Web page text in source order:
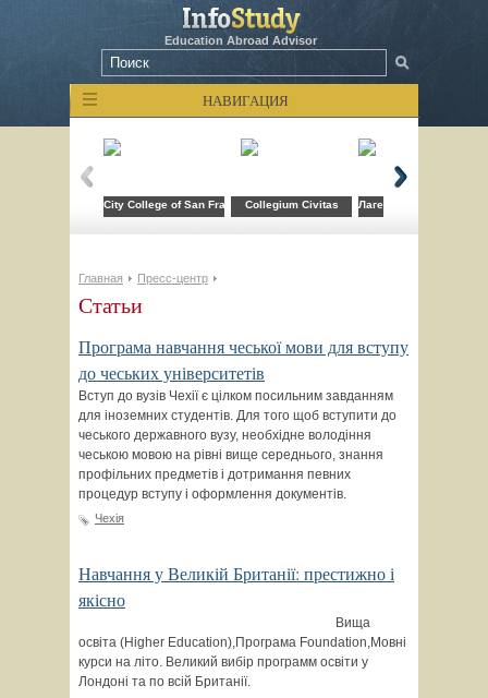
Education Abroad Advisor
НАВИГАЦИЯ
City College of San FranciscoCollegium Civitas Лагерь компьютерных
Главная Пресс-центр
Статьи
Програма навчання чеської мови для вступу
до чеських університетів
Вступ до вузів Чехії є цілком посильним завданням
для іноземних студентів. Для того щоб вступити до
чеського державного вузу, необхідне володіння
чеською мовою на рівні вище середнього, знання
профільних предметів і дотримання певних
процедур вступу і оформлення документів.
Чехія
Навчання у Великій Британії: престижно і
якісно
Вища
освіта (Higher Education),Програма Foundation,Мовні
курси на літо. Великий вибір программ освіти у
Лондоні та по всій Британії.